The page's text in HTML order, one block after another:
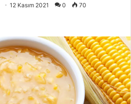
12 Kasım 2021 0 70